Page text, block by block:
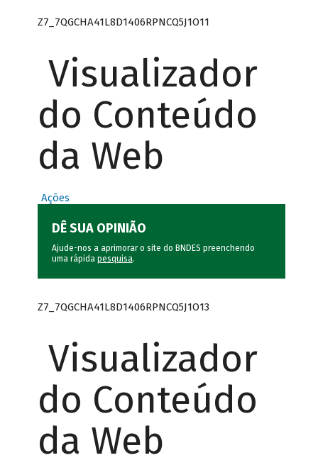
Z7_7QGCHA41L8D1406RPNCQ5J1O11
Visualizador
do Conteúdo
da Web
Ações
DÊ SUA OPINIÃO
Ajude-nos a aprimorar o site do BNDES preenchendo
uma rápida pesquisa.
Z7_7QGCHA41L8D1406RPNCQ5J1O13
Visualizador
do Conteúdo
da Web